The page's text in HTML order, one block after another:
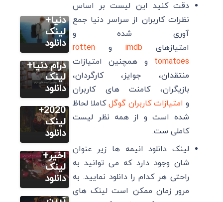
دقت کنید این لیست بر اساس
نظرات کاربران از سراسر دنیا جمع
آوری شده و
امتیازهای imdb وrotten
tomatoes و همچنین امتیازات
منتقدان، جوایز، کارگردان،
بازیگران، کامنت های کاربران
و امتیازات کاربران گوگلکاملا لحاظ
شده است و از همه نظر لیست
کاملی ست.
لینک دانلود انیمه ها زیر عنوان
شان وجود دارد که می توانید به
راحتی هر کدام را دانلود نمایید. به
مرور زمان ممکن است لینک های
دنیا+
لینک
دانلود
سایر
12 تا از
بهترین
انیمه های
درام دنیا+
لینک
دانلود
سایر
15 تا از
بهترین
انیمه های
2020+
لینک
دانلود
سایر
21 بهترین
انیمه های
سریالی در
20 سال
اخیر+
لینک
دانلود
سایر
انیمه های
معروف:
12 تا از
معروف
سایر